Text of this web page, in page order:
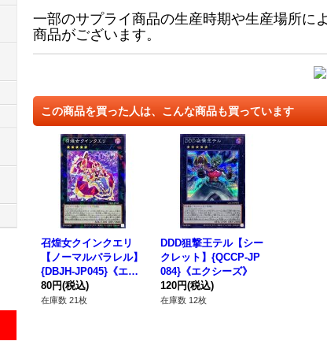
一部のサプライ商品の生産時期や生産場所に
商品がございます。
この商品を買った人は、こんな商品も買っています
召煌女クインクエリ
【ノーマルパラレル】
{DBJH-JP045}《エク
シーズ》
80円(税込)
在庫数 21枚
DDD狙撃王テル【シー
クレット】{QCCP-JP
084}《エクシーズ》
120円(税込)
在庫数 12枚